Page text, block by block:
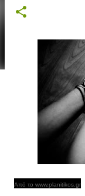
Από το www.planitikos.gr